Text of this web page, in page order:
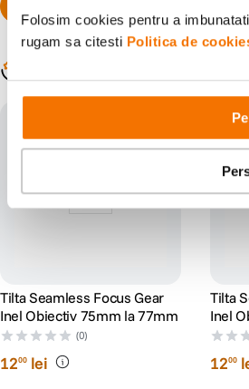
Folosim cookies pentru a
rugam sa citesti Politica de
Tilta Seamless Focus Gear
Inel Obiectiv 75mm la 77mm
(0)
1200 lei
Tilta
Inel
1200